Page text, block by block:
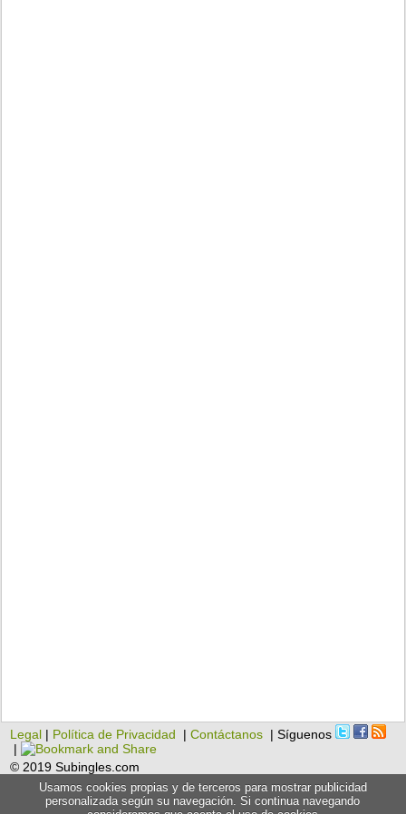
Legal | Política de Privacidad |Contáctanos | Síguenos
|
© 2019 Subingles.com
Usamos cookies propias y de terceros para mostrar publicidad
personalizada según su navegación. Si continua navegando